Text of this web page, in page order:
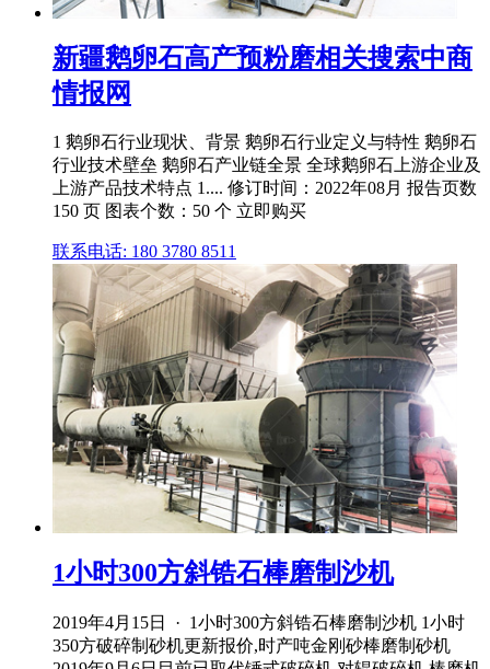
新疆鹅卵石高产预粉磨相关搜索中商
情报网
1 鹅卵石行业现状、背景 鹅卵石行业定义与特性 鹅卵石
行业技术壁垒 鹅卵石产业链全景 全球鹅卵石上游企业及
上游产品技术特点 1.... 修订时间：2022年08月 报告页数
150 页 图表个数：50 个 立即购买
联系电话: 180 3780 8511
1小时300方斜锆石棒磨制沙机
2019年4月15日 · 1小时300方斜锆石棒磨制沙机 1小时
350方破碎制砂机更新报价,时产吨金刚砂棒磨制砂机